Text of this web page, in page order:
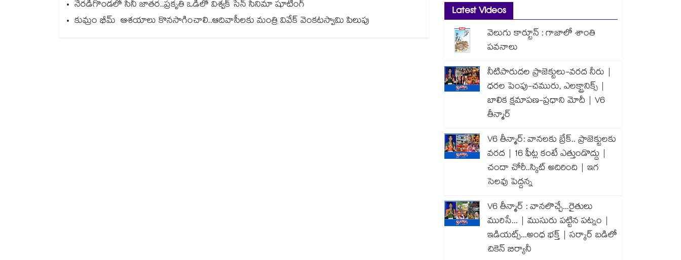
నేరడిగొండలో సినీ జాతర..ప్రకృతి ఒడిలో విశ్వక్ సేన్ సినిమా షూటింగ్
కుమ్రం భీమ్‌ ఆశయాలు కొనసాగించాలి..ఆదివాసీలకు మంత్రి వివేక్‌ వెంకటస్వామి పిలుపు
Latest Videos
వెలుగు కార్టూన్ : గాజాలో శాంతి
పవనాలు
నీటిపారుదల ప్రాజెక్టులు-వరద నీరు |
ధరల పెంపు-చమురు, ఎలక్ట్రానిక్స్ |
బాలిక క్షమాపణ-ప్రధాని మోదీ | V6
తీన్మార్
V6 తీన్మార్: వానలకు బ్రేక్.. ప్రాజెక్టులకు
వరద | 16 ఫీట్ల కంటే ఎత్తుండొద్దు |
చందా చోరీ..స్కిట్ అదిరింది | ఇగ
సెలవు పెద్దన్న
V6 తీన్మార్ : వానలొచ్చే...రైతులు
మురిసే... | ముసురు పట్టిన పట్నం |
ఇడియట్స్...అంధ భక్త్ | సర్కార్ బడిలో
చికెన్ బిర్యానీ